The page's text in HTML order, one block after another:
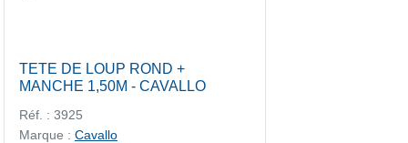
TETE DE LOUP ROND +
MANCHE 1,50M - CAVALLO
Réf. : 3925
Marque : Cavallo